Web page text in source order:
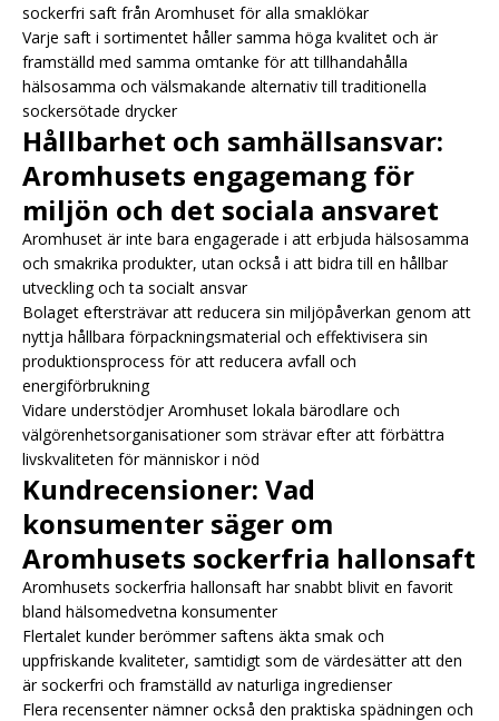
sockerfri saft från Aromhuset för alla smaklökar
Varje saft i sortimentet håller samma höga kvalitet och är
framställd med samma omtanke för att tillhandahålla
hälsosamma och välsmakande alternativ till traditionella
sockersötade drycker
Hållbarhet och samhällsansvar:
Aromhusets engagemang för
miljön och det sociala ansvaret
Aromhuset är inte bara engagerade i att erbjuda hälsosamma
och smakrika produkter, utan också i att bidra till en hållbar
utveckling och ta socialt ansvar
Bolaget eftersträvar att reducera sin miljöpåverkan genom att
nyttja hållbara förpackningsmaterial och effektivisera sin
produktionsprocess för att reducera avfall och
energiförbrukning
Vidare understödjer Aromhuset lokala bärodlare och
välgörenhetsorganisationer som strävar efter att förbättra
livskvaliteten för människor i nöd
Kundrecensioner: Vad
konsumenter säger om
Aromhusets sockerfria hallonsaft
Aromhusets sockerfria hallonsaft har snabbt blivit en favorit
bland hälsomedvetna konsumenter
Flertalet kunder berömmer saftens äkta smak och
uppfriskande kvaliteter, samtidigt som de värdesätter att den
är sockerfri och framställd av naturliga ingredienser
Flera recensenter nämner också den praktiska spädningen och